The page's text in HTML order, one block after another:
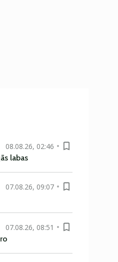
08.08.26, 02:46
labas
07.08.26, 09:07
07.08.26, 08:51